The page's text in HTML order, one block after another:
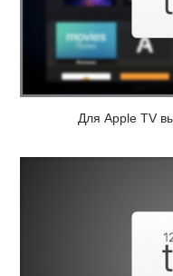
Для Apple TV